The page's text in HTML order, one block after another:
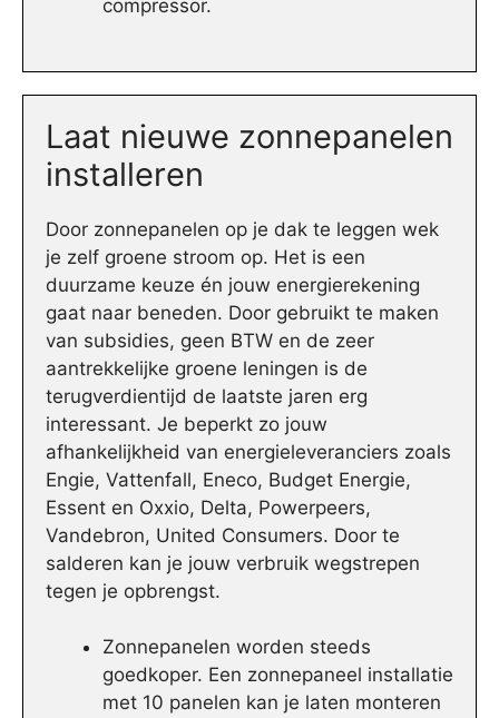
compressor.
Laat nieuwe zonnepanelen
installeren
Door zonnepanelen op je dak te leggen wek
je zelf groene stroom op. Het is een
duurzame keuze én jouw energierekening
gaat naar beneden. Door gebruikt te maken
van subsidies, geen BTW en de zeer
aantrekkelijke groene leningen is de
terugverdientijd de laatste jaren erg
interessant. Je beperkt zo jouw
afhankelijkheid van energieleveranciers zoals
Engie, Vattenfall, Eneco, Budget Energie,
Essent en Oxxio, Delta, Powerpeers,
Vandebron, United Consumers. Door te
salderen kan je jouw verbruik wegstrepen
tegen je opbrengst.
Zonnepanelen worden steeds
goedkoper. Een zonnepaneel installatie
met 10 panelen kan je laten monteren